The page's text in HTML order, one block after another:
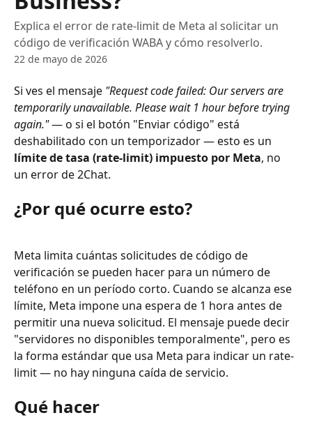
Explica el error de rate-limit de Meta al solicitar un
código de verificación WABA y cómo resolverlo.
22 de mayo de 2026
Si ves el mensaje "Request code failed: Our servers are
temporarily unavailable. Please wait 1 hour before trying
again." — o si el botón "Enviar código" está
deshabilitado con un temporizador — esto es un
límite de tasa (rate-limit) impuesto por Meta, no
un error de 2Chat.
¿Por qué ocurre esto?
Meta limita cuántas solicitudes de código de
verificación se pueden hacer para un número de
teléfono en un período corto. Cuando se alcanza ese
límite, Meta impone una espera de 1 hora antes de
permitir una nueva solicitud. El mensaje puede decir
"servidores no disponibles temporalmente", pero es
la forma estándar que usa Meta para indicar un rate-
limit — no hay ninguna caída de servicio.
Qué hacer